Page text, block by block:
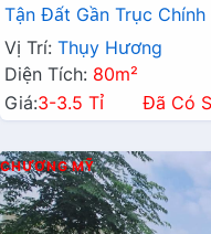
Tận Đất Gần Trục
Vị Trí: Thụy Hương
Diện Tích: 80m²
Giá:3-3.5 Tỉ Đã Có
CHƯƠNG MỸ